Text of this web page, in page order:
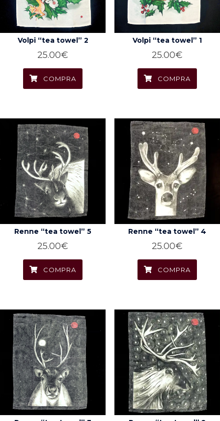
Volpi “tea towel” 2
25.00€
COMPRA
Volpi “tea towel” 1
25.00€
COMPRA
Renne “tea towel” 5
25.00€
COMPRA
Renne “tea towel” 4
25.00€
COMPRA